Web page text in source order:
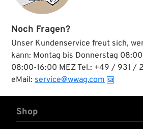
Noch Fragen?
Unser Kundenservice freut sich,
kann: Montag bis Donnerstag
08:00-16:00 MEZ Tel.: +49 / 931 /
eMail:service@wwag.com
Shop